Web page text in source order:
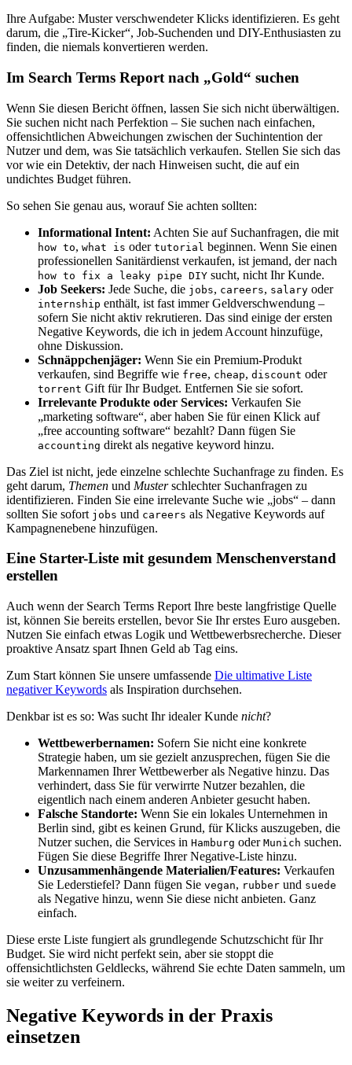
Ihre Aufgabe: Muster verschwendeter Klicks identifizieren. Es geht
darum, die „Tire-Kicker“, Job-Suchenden und DIY-Enthusiasten zu
finden, die niemals konvertieren werden.
Im Search Terms Report nach „Gold“ suchen
Wenn Sie diesen Bericht öffnen, lassen Sie sich nicht überwältigen.
Sie suchen nicht nach Perfektion – Sie suchen nach einfachen,
offensichtlichen Abweichungen zwischen der Suchintention der
Nutzer und dem, was Sie tatsächlich verkaufen. Stellen Sie sich das
vor wie ein Detektiv, der nach Hinweisen sucht, die auf ein
undichtes Budget führen.
So sehen Sie genau aus, worauf Sie achten sollten:
Informational Intent: Achten Sie auf Suchanfragen, die mit
how to, what is oder tutorial beginnen. Wenn Sie einen
professionellen Sanitärdienst verkaufen, ist jemand, der nach
how to fix a leaky pipe DIY sucht, nicht Ihr Kunde.
Job Seekers: Jede Suche, die jobs, careers, salary oder
internship enthält, ist fast immer Geldverschwendung –
sofern Sie nicht aktiv rekrutieren. Das sind einige der ersten
Negative Keywords, die ich in jedem Account hinzufüge,
ohne Diskussion.
Schnäppchenjäger: Wenn Sie ein Premium-Produkt
verkaufen, sind Begriffe wie free, cheap, discount oder
torrent Gift für Ihr Budget. Entfernen Sie sie sofort.
Irrelevante Produkte oder Services: Verkaufen Sie
„marketing software“, aber haben Sie für einen Klick auf
„free accounting software“ bezahlt? Dann fügen Sie
accounting direkt als negative keyword hinzu.
Das Ziel ist nicht, jede einzelne schlechte Suchanfrage zu finden. Es
geht darum, Themen und Musterschlechter Suchanfragen zu
identifizieren. Finden Sie eine irrelevante Suche wie „jobs“ – dann
sollten Sie sofort jobs und careers als Negative Keywords auf
Kampagnenebene hinzufügen.
Eine Starter-Liste mit gesundem Menschenverstand
erstellen
Auch wenn der Search Terms Report Ihre beste langfristige Quelle
ist, können Sie bereits erstellen, bevor Sie Ihr erstes Euro ausgeben.
Nutzen Sie einfach etwas Logik und Wettbewerbsrecherche. Dieser
proaktive Ansatz spart Ihnen Geld ab Tag eins.
Zum Start können Sie unsere umfassende Die ultimative Liste
negativer Keywords als Inspiration durchsehen.
Denkbar ist es so: Was sucht Ihr idealer Kunde nicht?
Wettbewerbernamen: Sofern Sie nicht eine konkrete
Strategie haben, um sie gezielt anzusprechen, fügen Sie die
Markennamen Ihrer Wettbewerber als Negative hinzu. Das
verhindert, dass Sie für verwirrte Nutzer bezahlen, die
eigentlich nach einem anderen Anbieter gesucht haben.
Falsche Standorte: Wenn Sie ein lokales Unternehmen in
Berlin sind, gibt es keinen Grund, für Klicks auszugeben, die
Nutzer suchen, die Services in Hamburg oder Munich suchen.
Fügen Sie diese Begriffe Ihrer Negative-Liste hinzu.
Unzusammenhängende Materialien/Features: Verkaufen
Sie Lederstiefel? Dann fügen Sie vegan, rubber und suede
als Negative hinzu, wenn Sie diese nicht anbieten. Ganz
einfach.
Diese erste Liste fungiert als grundlegende Schutzschicht für Ihr
Budget. Sie wird nicht perfekt sein, aber sie stoppt die
offensichtlichsten Geldlecks, während Sie echte Daten sammeln, um
sie weiter zu verfeinern.
Negative Keywords in der Praxis
einsetzen